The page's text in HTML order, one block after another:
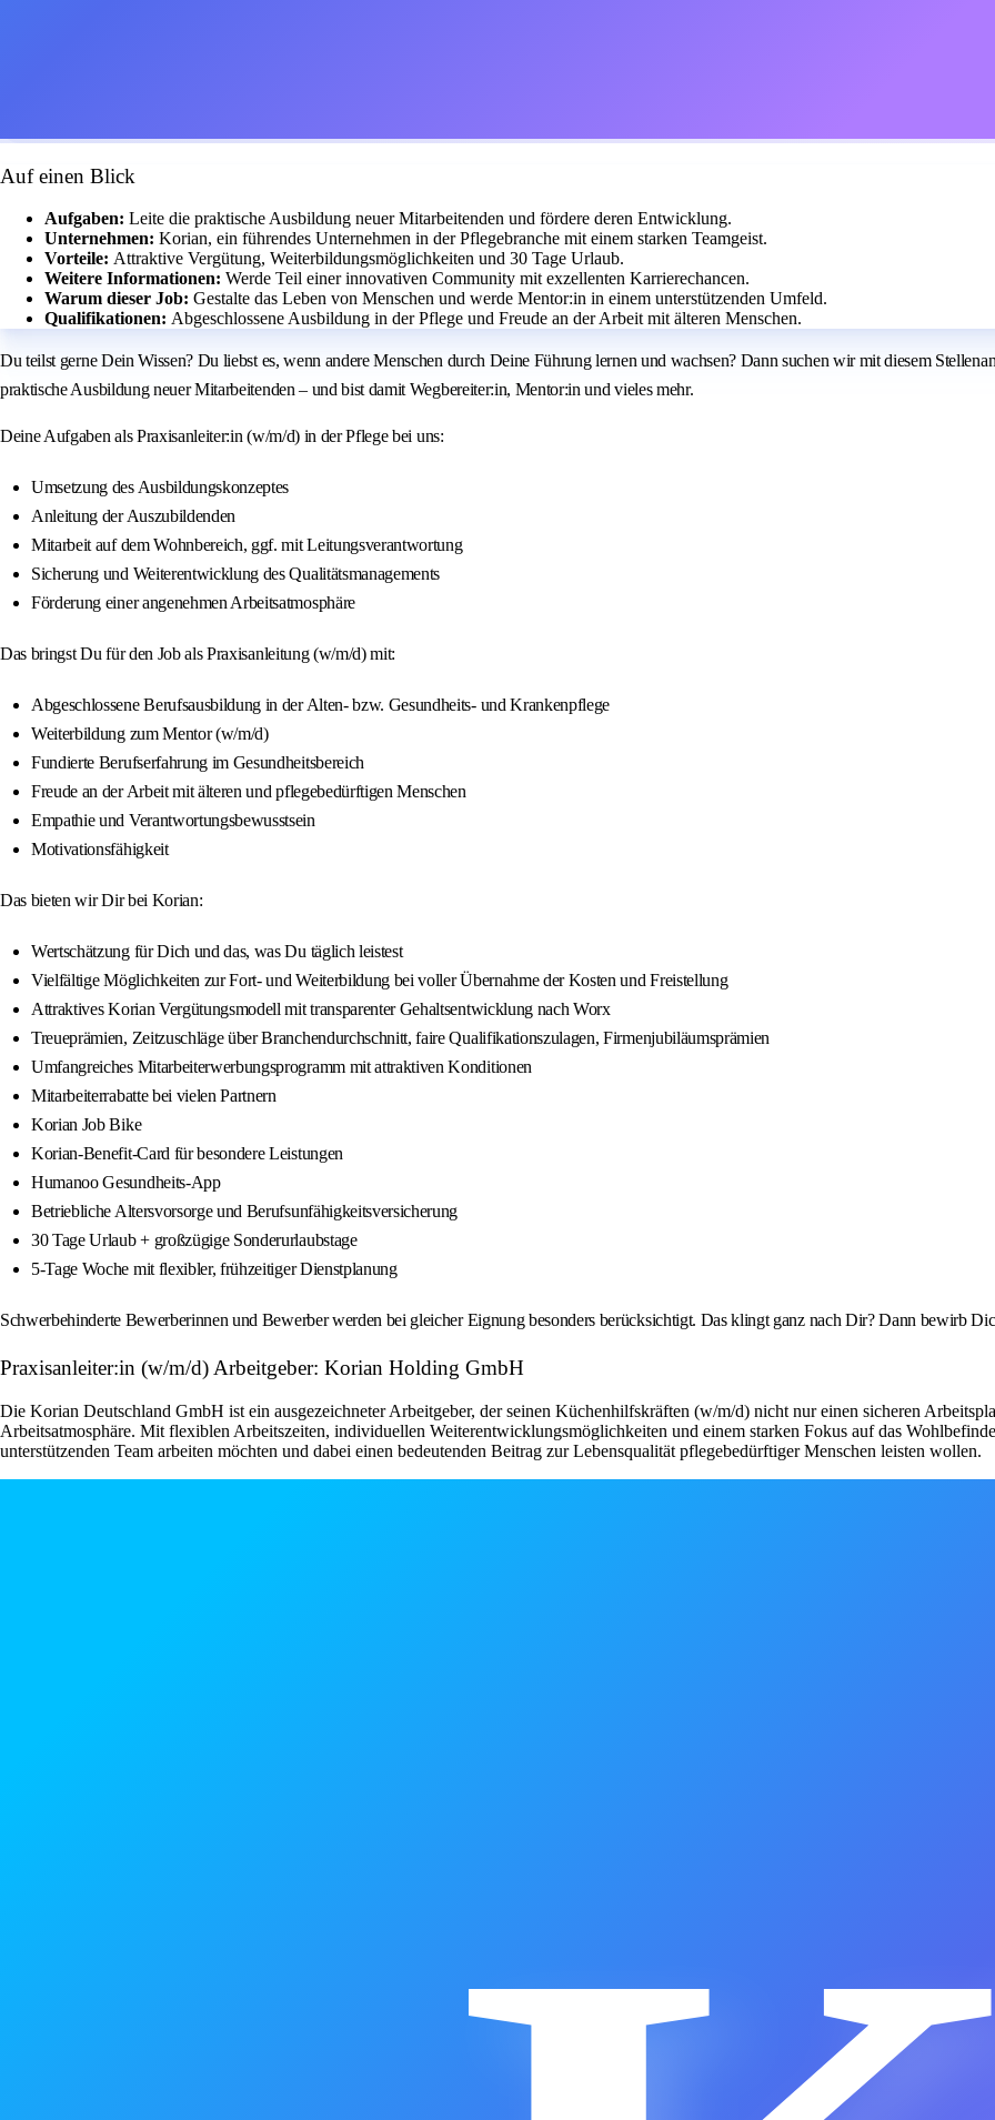
Auf einen Blick
Aufgaben: Leite die praktische Ausbildung neuer Mitarbeitenden und fördere deren Entwicklung.
Unternehmen: Korian, ein führendes Unternehmen in der Pflegebranche mit einem starken Teamgeist.
Vorteile: Attraktive Vergütung, Weiterbildungsmöglichkeiten und 30 Tage Urlaub.
Weitere Informationen: Werde Teil einer innovativen Community mit exzellenten Karrierechancen.
Warum dieser Job: Gestalte das Leben von Menschen und werde Mentor:in in einem unterstützenden Umfeld.
Qualifikationen: Abgeschlossene Ausbildung in der Pflege und Freude an der Arbeit mit älteren Menschen.
Du teilst gerne Dein Wissen? Du liebst es, wenn andere Menschen durch Deine Führung lernen und wachsen? Dann suchen wir mit diesem
praktische Ausbildung neuer Mitarbeitenden – und bist damit Wegbereiter:in, Mentor:in und vieles mehr.
Deine Aufgaben als Praxisanleiter:in (w/m/d) in der Pflege bei uns:
Umsetzung des Ausbildungskonzeptes
Anleitung der Auszubildenden
Mitarbeit auf dem Wohnbereich, ggf. mit Leitungsverantwortung
Sicherung und Weiterentwicklung des Qualitätsmanagements
Förderung einer angenehmen Arbeitsatmosphäre
Das bringst Du für den Job als Praxisanleitung (w/m/d) mit:
Abgeschlossene Berufsausbildung in der Alten- bzw. Gesundheits- und Krankenpflege
Weiterbildung zum Mentor (w/m/d)
Fundierte Berufserfahrung im Gesundheitsbereich
Freude an der Arbeit mit älteren und pflegebedürftigen Menschen
Empathie und Verantwortungsbewusstsein
Motivationsfähigkeit
Das bieten wir Dir bei Korian:
Wertschätzung für Dich und das, was Du täglich leistest
Vielfältige Möglichkeiten zur Fort- und Weiterbildung bei voller Übernahme der Kosten und Freistellung
Attraktives Korian Vergütungsmodell mit transparenter Gehaltsentwicklung nach Worx
Treueprämien, Zeitzuschläge über Branchendurchschnitt, faire Qualifikationszulagen, Firmenjubiläumsprämien
Umfangreiches Mitarbeiterwerbungsprogramm mit attraktiven Konditionen
Mitarbeiterrabatte bei vielen Partnern
Korian Job Bike
Korian-Benefit-Card für besondere Leistungen
Humanoo Gesundheits-App
Betriebliche Altersvorsorge und Berufsunfähigkeitsversicherung
30 Tage Urlaub + großzügige Sonderurlaubstage
5-Tage Woche mit flexibler, frühzeitiger Dienstplanung
Schwerbehinderte Bewerberinnen und Bewerber werden bei gleicher Eignung besonders berücksichtigt. Das klingt ganz nach Dir? Dann bewirb
Praxisanleiter:in (w/m/d) Arbeitgeber: Korian Holding GmbH
Die Korian Deutschland GmbH ist ein ausgezeichneter Arbeitgeber, der seinen Küchenhilfskräften (w/m/d) nicht nur einen sicheren
Arbeitsatmosphäre. Mit flexiblen Arbeitszeiten, individuellen Weiterentwicklungsmöglichkeiten und einem starken Fokus auf das
unterstützenden Team arbeiten möchten und dabei einen bedeutenden Beitrag zur Lebensqualität pflegebedürftiger Menschen leisten wollen.